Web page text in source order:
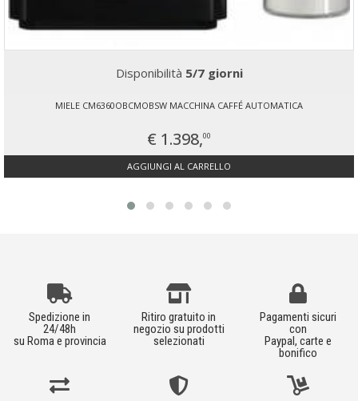
Disponibilità 5/7 giorni
MIELE CM6360OBCMOBSW MACCHINA CAFFÉ AUTOMATICA
€ 1.398,00
AGGIUNGI AL CARRELLO
Spedizione in
24/48h
su Roma e provincia
Ritiro gratuito in
negozio su prodotti
selezionati
Pagamenti sicuri
con
Paypal, carte e
bonifico